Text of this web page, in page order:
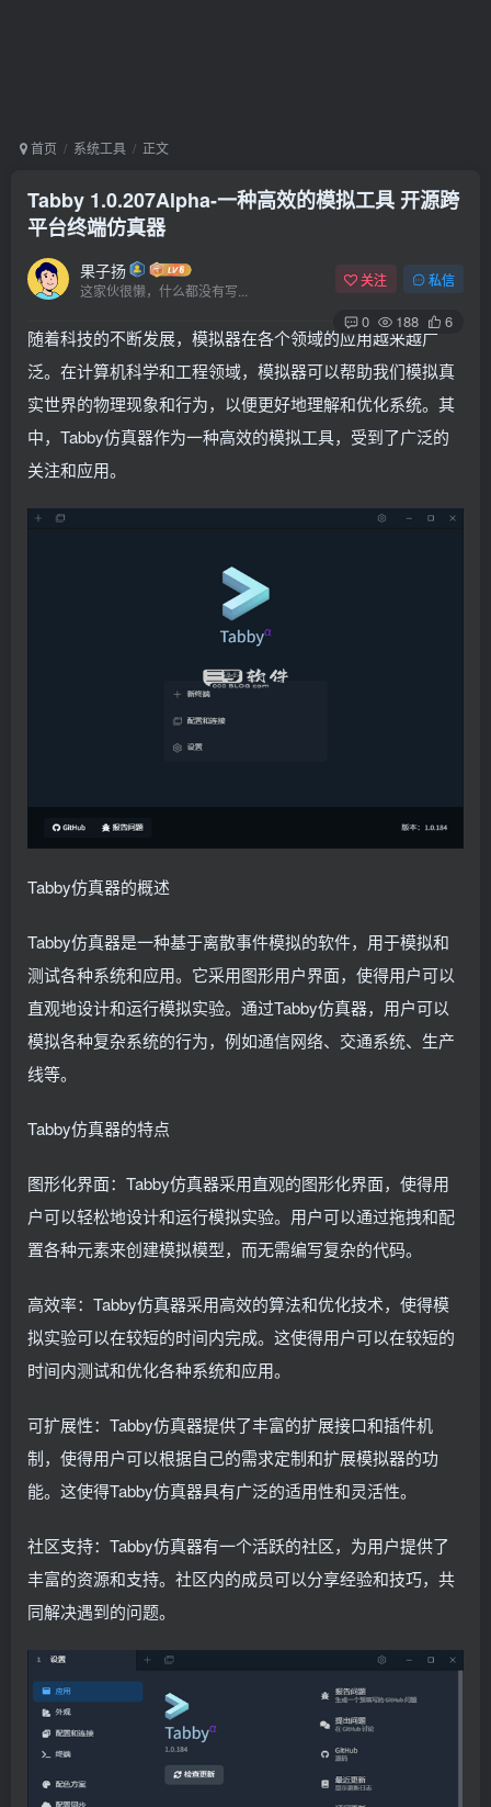
首页 系统工具 正文
Tabby 1.0.207Alpha-一种高效的模拟工具 开源跨
平台终端仿真器
果子扬
这家伙很懒，什么都没有写...
关注 私信
0 188 6
随着科技的不断发展，模拟器在各个领域的应用越来越广
泛。在计算机科学和工程领域，模拟器可以帮助我们模拟真
实世界的物理现象和行为，以便更好地理解和优化系统。其
中，Tabby仿真器作为一种高效的模拟工具，受到了广泛的
关注和应用。
Tabby仿真器的概述
Tabby仿真器是一种基于离散事件模拟的软件，用于模拟和
测试各种系统和应用。它采用图形用户界面，使得用户可以
直观地设计和运行模拟实验。通过Tabby仿真器，用户可以
模拟各种复杂系统的行为，例如通信网络、交通系统、生产
线等。
Tabby仿真器的特点
图形化界面：Tabby仿真器采用直观的图形化界面，使得用
户可以轻松地设计和运行模拟实验。用户可以通过拖拽和配
置各种元素来创建模拟模型，而无需编写复杂的代码。
高效率：Tabby仿真器采用高效的算法和优化技术，使得模
拟实验可以在较短的时间内完成。这使得用户可以在较短的
时间内测试和优化各种系统和应用。
可扩展性：Tabby仿真器提供了丰富的扩展接口和插件机
制，使得用户可以根据自己的需求定制和扩展模拟器的功
能。这使得Tabby仿真器具有广泛的适用性和灵活性。
社区支持：Tabby仿真器有一个活跃的社区，为用户提供了
丰富的资源和支持。社区内的成员可以分享经验和技巧，共
同解决遇到的问题。